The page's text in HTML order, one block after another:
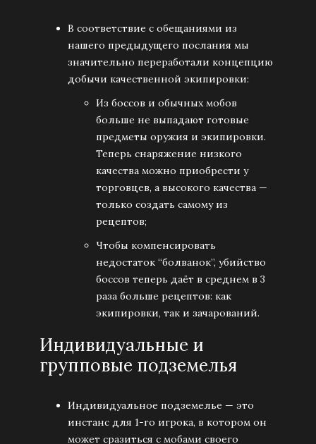
В соответствие с обещаниями из
нашего предыдущего послания мы
значительно переработали концепцию
добычи качественной экипировки:
Из боссов и обычных мобов
больше не выпадают готовые
предметы оружия и экипировки.
Теперь снаряжение низкого
качества можно приобрести у
торговцев, а высокого качества —
только создать самому из
рецептов;
Чтобы компенсировать
недостаток “болванок”, убийство
боссов теперь даёт в среднем в 3
раза больше рецептов: как
экипировки, так и зачарований.
Индивидуальные и
групповые подземелья
Индивидуальное подземелье — это
инстанс для 1-го игрока, в котором он
может сразиться с мобами своего